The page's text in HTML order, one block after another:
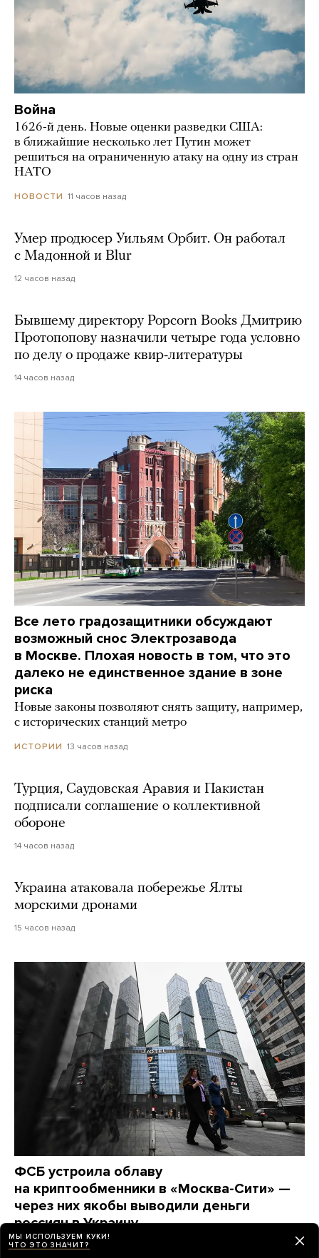
Война
1626-й день. Новые оценки разведки США:
в ближайшие несколько лет Путин может
решиться на ограниченную атаку на одну из стран
НАТО
НОВОСТИ 11 часов назад
Умер продюсер Уильям Орбит. Он работал
с Мадонной и Blur
12 часов назад
Бывшему директору Popcorn Books Дмитрию
Протопопову назначили четыре года условно
по делу о продаже квир-литературы
14 часов назад
Все лето градозащитники обсуждают
возможный снос Электрозавода
в Москве. Плохая новость в том, что это
далеко не единственное здание в зоне
риска
Новые законы позволяют снять защиту, например,
с исторических станций метро
ИСТОРИИ 13 часов назад
Турция, Саудовская Аравия и Пакистан
подписали соглашение о коллективной
обороне
14 часов назад
Украина атаковала побережье Ялты
морскими дронами
15 часов назад
ФСБ устроила облаву
на криптообменники в «Москва-Сити» —
через них якобы выводили деньги
россиян в Украину
Задержаны больше 20 человек. Некоторые из них
МЫ ИСПОЛЬЗУЕМ КУКИ!
ЧТО ЭТО ЗНАЧИТ?